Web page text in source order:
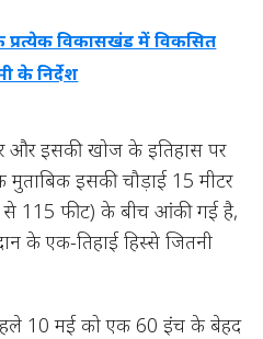
प्रत्येक विकासखंड में विकसित
के निर्देश
इसकी खोज के इतिहास पर
इसकी चौड़ाई 15 मीटर
115 फीट) के बीच आंकी गई है,
के एक-तिहाई हिस्से जितनी
10 मई को एक 60 इंच के बेहद